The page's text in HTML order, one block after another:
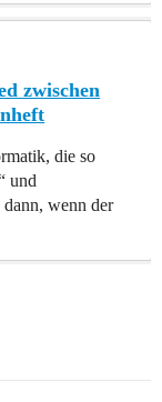
zwischen
die so
und
wenn der